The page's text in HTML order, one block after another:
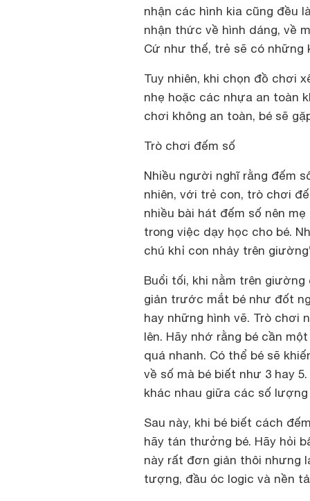
nhận các hình kia cũng đều
nhận thức về hình dáng, về
Cứ như thế, trẻ sẽ có những
Tuy nhiên, khi chọn đồ chơi
nhẹ hoặc các nhựa an toàn
chơi không an toàn, bé sẽ
Trò chơi đếm số
Nhiều người nghĩ rằng đếm
nhiên, với trẻ con, trò chơi
nhiều bài hát đếm số nên
trong việc dạy học cho bé.
chú khỉ con nhảy trên
Buổi tối, khi nằm trên
giản trước mắt bé như đốt
hay những hình vẽ. Trò chơi
lên. Hãy nhớ rằng bé cần
quá nhanh. Có thể bé sẽ
về số mà bé biết như 3 hay
khác nhau giữa các số
Sau này, khi bé biết cách
hãy tán thưởng bé. Hãy hỏi
này rất đơn giản thôi nhưng
tượng, đầu óc logic và nền